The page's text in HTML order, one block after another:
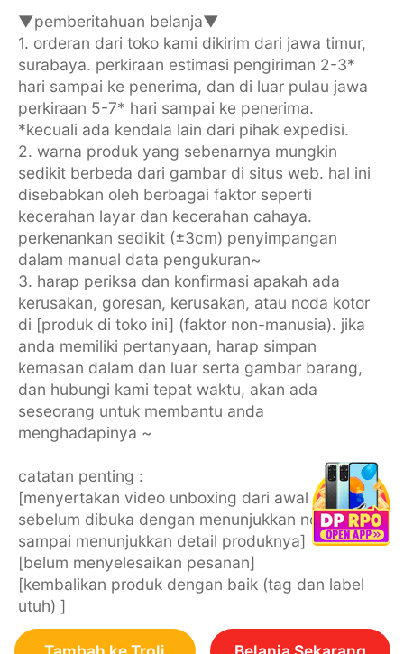
▼pemberitahuan belanja▼
1. orderan dari toko kami dikirim dari jawa timur,
surabaya. perkiraan estimasi pengiriman 2-3*
hari sampai ke penerima, dan di luar pulau jawa
perkiraan 5-7* hari sampai ke penerima.
*kecuali ada kendala lain dari pihak expedisi.
2. warna produk yang sebenarnya mungkin
sedikit berbeda dari gambar di situs web. hal ini
disebabkan oleh berbagai faktor seperti
kecerahan layar dan kecerahan cahaya.
perkenankan sedikit (±3cm) penyimpangan
dalam manual data pengukuran~
3. harap periksa dan konfirmasi apakah ada
kerusakan, goresan, kerusakan, atau noda kotor
di [produk di toko ini] (faktor non-manusia). jika
anda memiliki pertanyaan, harap simpan
kemasan dalam dan luar serta gambar barang,
dan hubungi kami tepat waktu, akan ada
seseorang untuk membantu anda
menghadapinya ~
catatan penting :
[menyertakan video unboxing dari awal paket
sebelum dibuka dengan menunjukkan nomor resi
sampai menunjukkan detail produknya]
[belum menyelesaikan pesanan]
[kembalikan produk dengan baik (tag dan label
utuh) ]